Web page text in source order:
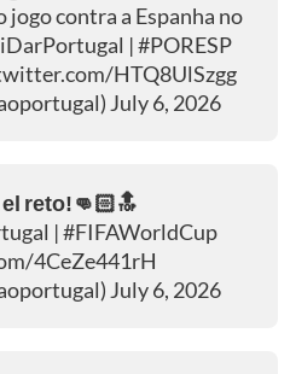
contra a Espanha no
|#PORESP
HTQ8UlSzgg
July 6, 2026
el reto!👊🏻🔝
|#FIFAWorldCup
4CeZe441rH
July 6, 2026